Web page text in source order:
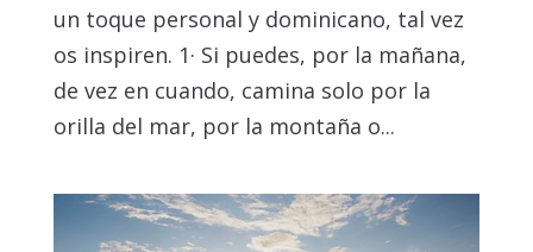
un toque personal y dominicano, tal vez
os inspiren. 1· Si puedes, por la mañana,
de vez en cuando, camina solo por la
orilla del mar, por la montaña o...